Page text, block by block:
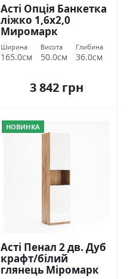
Асті Опція Банкетка
ліжко 1,6х2,0
Миромарк
Ширина
165.0см
Висота
50.0см
Глибина
36.0см
3 842 грн
НОВИНКА
Асті Пенал 2 дв. Дуб
крафт/білий
глянець Міромарк